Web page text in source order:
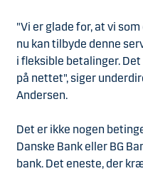
"Vi er glade for, at vi
nu kan tilbyde denne
i fleksible betalinger.
på nettet", siger
Andersen.
Det er ikke nogen
Danske Bank eller BG
bank. Det eneste, der